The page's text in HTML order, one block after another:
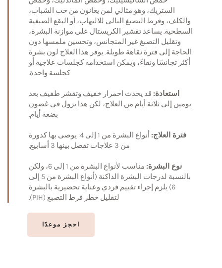
الستريك، وهو مثالي لمن يعانون من حب الشباب،
والكلف، وفرط التصبغ التالي للالتهاب، أو البقع الصبغية
السطحية. يساعد تقشير الكريستال على موازنة البشرة،
وتقليل التصبغ غير المتجانس، وتحسين ملمسها دون
الحاجة إلى فترة نقاهة طويلة. يوفر هذا العلاج لون بشرة
أكثر تجانسًا ونقاءً، ويمكن استخدامه كجلسات علاجية أو
كجلسة واحدة.
استعادة: قد يحدث احمرار خفيف وتقشر طفيف بعد
يومين إلى ثلاثة أيام من العلاج، لكن هذا يزول في غضون
بضعة أيام.
فترة العلاج:
أنواع البشرة من 1 إلى 4: يوصى بها كدورة
من 3 علاجات تفصل بينها 3 أسابيع.
نوع البشرة:
مناسب لأنواع البشرة من 1 إلى 6، ولكن
بالنسبة لدرجات البشرة الداكنة (أنواع البشرة من 5 إلى
6) يلزم إجراء تقييم فردي وعناية تحضيرية بالبشرة
لتقليل خطر فرط التصبغ (PIH).
احجز موعدًا